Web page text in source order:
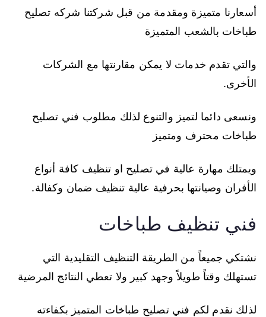
أسعارنا متميزة ومقدمة من قبل شركتنا شركه تصليح
طباخات بالشعب المتميزة
والتي تقدم خدمات لا يمكن مقارنتها مع الشركات
الأخرى.
ونسعى دائما لتميز والتنوع لذلك مطلوب فني تصليح
طباخات محترف ومتميز
ويمتلك مهارة عالية في تصليح او تنظيف كافة أنواع
الأفران وصيانتها بحرفية عالية تنظيف ضمان وكفالة.
فني تنظيف طباخات
نشتكي جميعاً من الطريقة التنظيف التقليدية التي
تستهلك وقتاً طويلاً وجهد كبير ولا تعطي النتائج المرضية
لذلك نقدم لكم فني تصليح طباخات المتميز بكفاءته